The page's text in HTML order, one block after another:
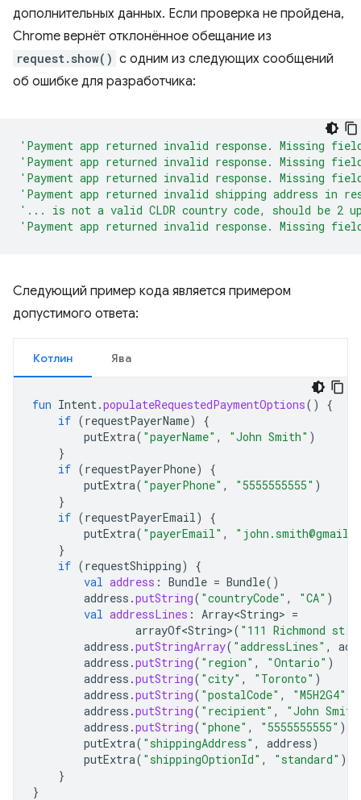
дополнительных данных. Если проверка не пройдена,
Chrome вернёт отклонённое обещание из
request.show() с одним из следующих сообщений
об ошибке для разработчика:
'Payment app returned invalid response. Missing
'Payment app returned invalid response. Missing
'Payment app returned invalid response. Missing
'Payment app returned invalid shipping address in
'... is not a valid CLDR country code, should be 2
'Payment app returned invalid response. Missing
Следующий пример кода является примером
допустимого ответа:
Котлин Ява
fun Intent.populateRequestedPaymentOptions()
{
if (requestPayerName)
{
putExtra( "payerName" , "John Smith" )
}
if (requestPayerPhone)
{
putExtra( "payerPhone" , "5555555555" )
}
if (requestPayerEmail)
{
putExtra( "payerEmail" ,
}
if (requestShipping)
{
val address : Bundle = Bundle()
address .putString( "countryCode" , "CA" )
val addressLines : Array<String> =
arrayOf<String>( "111 Richmond st.
address .putStringArray( "addressLines" ,
address .putString( "region" , "Ontario" )
address .putString( "city" , "Toronto" )
address .putString( "postalCode" , "M5H2G4"
address .putString( "recipient" ,
"John
address .putString( "phone" , "5555555555" )
putExtra( "shippingAddress" , address)
putExtra( "shippingOptionId" , "standard" )
}
}